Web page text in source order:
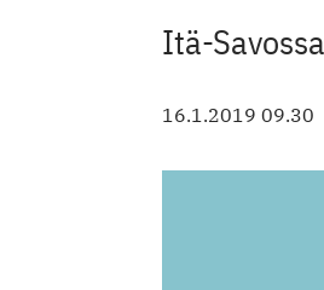
Itä-
16.1.2019 09.30